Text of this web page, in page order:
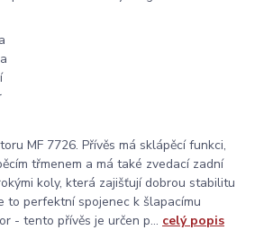
MF 7726. Přívěs má sklápěcí funkci,
třmenem a má také zvedací zadní
koly, která zajišťují dobrou stabilitu
to perfektní spojenec k šlapacímu
- tento přívěs je určen p... celý popis